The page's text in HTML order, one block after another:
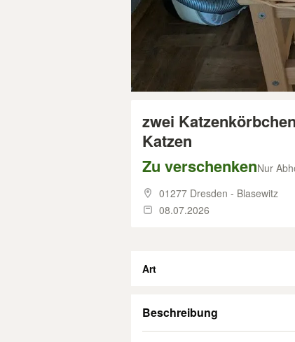
zwei
Katzen
Zu verschenkenNur
01277 Dresden - Blasewitz
08.07.2026
Art
Beschreibung